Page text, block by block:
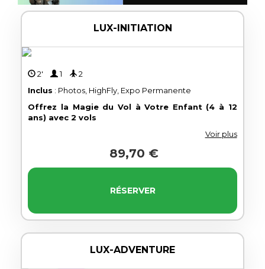
LUX-INITIATION
2' 1
2
Inclus : Photos, HighFly, Expo Permanente
Offrez la Magie du Vol à Votre Enfant (4 à 12
ans) avec 2 vols
Voir plus
89,70 €
RÉSERVER
LUX-ADVENTURE